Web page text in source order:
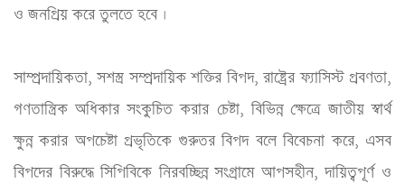
ও জনপ্রিয় করে তুলতে হবে ।
সাম্প্রদায়িকতা, সশস্ত্র সম্প্রদায়িক শক্তির বিপদ, রাষ্ট্রের ফ্যাসিস্ট প্রবণতা,
গণতান্ত্রিক অধিকার সংকুচিত করার চেষ্টা, বিভিন্ন ক্ষেত্রে জাতীয় স্বার্থ
ক্ষুন্ন করার অপচেষ্টা প্রভৃতিকে গুরুতর বিপদ বলে বিবেচনা করে, এসব
বিপদের বিরুদ্ধে সিপিবিকে নিরবচ্ছিন্ন সংগ্রামে আপসহীন, দায়িত্বপূর্ণ ও